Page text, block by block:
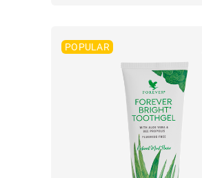
POPULAR